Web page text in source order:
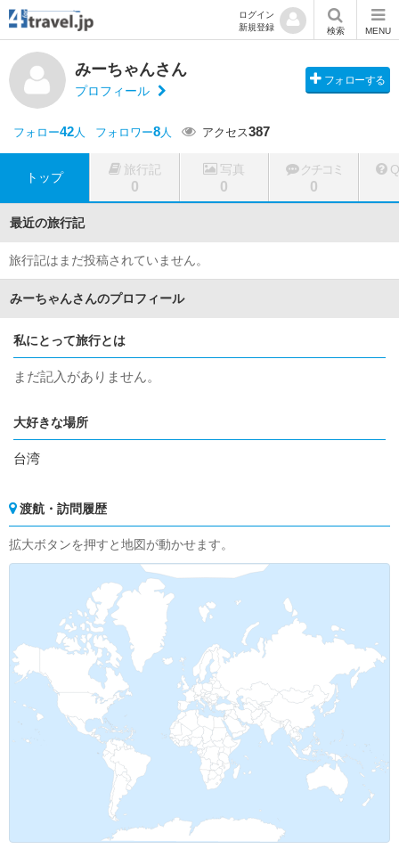
ログイン
新規登録
検索 MENU
みーちゃんさん
プロフィール
フォローする
フォロー42人 フォロワー8人 アクセス387
トップ
旅行記
0
写真
0
クチコミ
0
最近の旅行記
旅行記はまだ投稿されていません。
みーちゃんさんのプロフィール
私にとって旅行とは
まだ記入がありません。
大好きな場所
台湾
渡航・訪問履歴
拡大ボタンを押すと地図が動かせます。